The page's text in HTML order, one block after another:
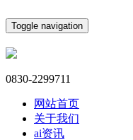
Toggle navigation
0830-2299711
网站首页
关于我们
ai资讯